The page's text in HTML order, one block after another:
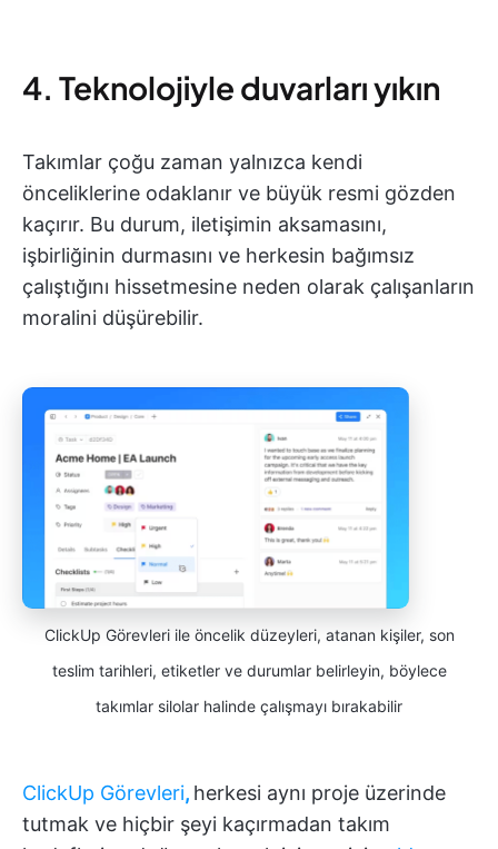
4. Teknolojiyle duvarları yıkın
Takımlar çoğu zaman yalnızca kendi
önceliklerine odaklanır ve büyük resmi gözden
kaçırır. Bu durum, iletişimin aksamasını,
işbirliğinin durmasını ve herkesin bağımsız
çalıştığını hissetmesine neden olarak çalışanların
moralini düşürebilir.
ClickUp Görevleri ile öncelik düzeyleri, atanan kişiler, son
teslim tarihleri, etiketler ve durumlar belirleyin, böylece
takımlar silolar halinde çalışmayı bırakabilir
ClickUp Görevleri, herkesi aynı proje üzerinde
tutmak ve hiçbir şeyi kaçırmadan takım